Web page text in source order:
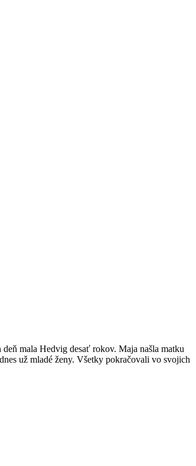
mala Hedvig desať rokov. Maja našla matku
už mladé ženy. Všetky pokračovali vo svojich